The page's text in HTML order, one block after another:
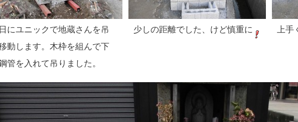
にユニックで地蔵さんを吊
動します。木枠を組んで下
管を入れて吊りました。
少しの距離でした、けど慎重に 上手